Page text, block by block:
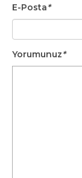
E-Posta*
Yorumunuz*